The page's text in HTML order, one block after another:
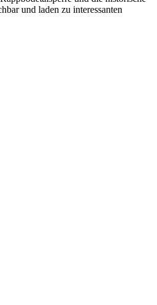
und laden zu interessanten